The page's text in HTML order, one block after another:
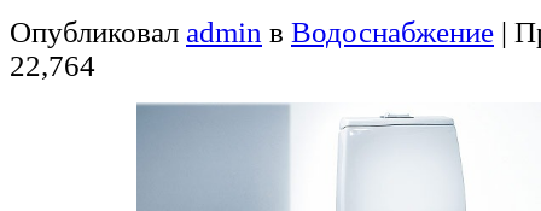
Опубликовал admin в Водоснабжение |
22,764